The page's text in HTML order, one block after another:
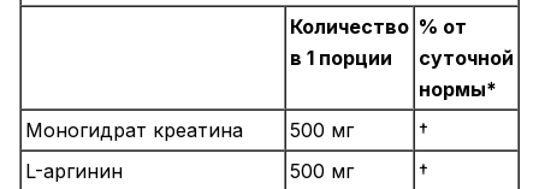
Количество
в 1 порции
% от
суточной
нормы*
Моногидрат креатина
500 мг
†
L-аргинин
500 мг
†